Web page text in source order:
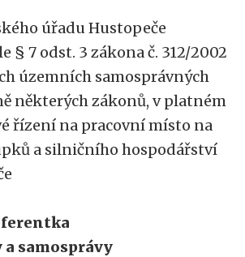
úřadu Hustopeče
§ 7 odst. 3 zákona č. 312/2002
územních samosprávných
některých zákonů, v platném
řízení na pracovní místo na
a silničního hospodářství
samosprávy